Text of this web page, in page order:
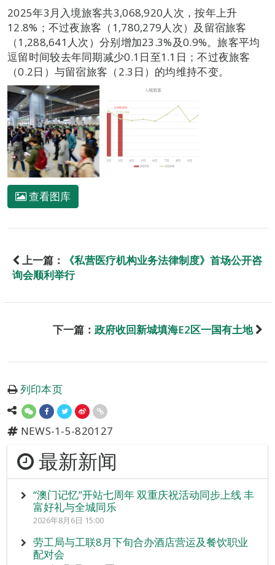
2025年3月入境旅客共3,068,920人次，按年上升
12.8%；不过夜旅客（1,780,279人次）及留宿旅客
（1,288,641人次）分别增加23.3%及0.9%。旅客平均
逗留时间较去年同期减少0.1日至1.1日；不过夜旅客
（0.2日）与留宿旅客（2.3日）的均维持不变。
查看图库
上一篇：
《私营医疗机构业务法律制度》首场公开咨
询会顺利举行
下一篇： 政府收回新城填海E2区一国有土地
列印本页
NEWS-1-5-820127
最新新闻
“澳门记忆”开站七周年 双重庆祝活动同步上线 丰
富好礼与全城同乐
2026年8月6日 15:00
劳工局与工联8月下旬合办酒店营运及餐饮职业
配对会